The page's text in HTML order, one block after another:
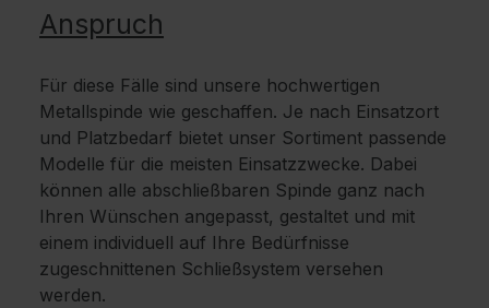
Anspruch
Für diese Fälle sind unsere hochwertigen
Metallspinde wie geschaffen. Je nach Einsatzort
und Platzbedarf bietet unser Sortiment passende
Modelle für die meisten Einsatzzwecke. Dabei
können alle abschließbaren Spinde ganz nach
Ihren Wünschen angepasst, gestaltet und mit
einem individuell auf Ihre Bedürfnisse
zugeschnittenen Schließsystem versehen
werden.